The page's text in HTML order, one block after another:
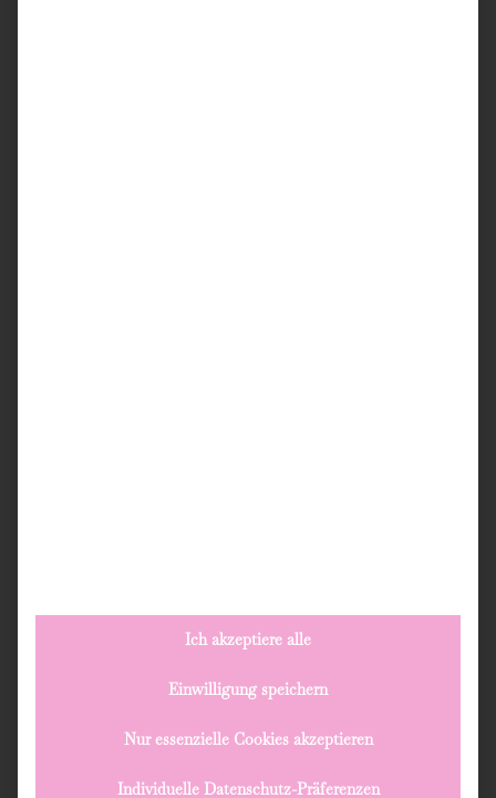
Ich akzeptiere alle
Einwilligung speichern
Nur essenzielle Cookies akzeptieren
Individuelle Datenschutz-Präferenzen